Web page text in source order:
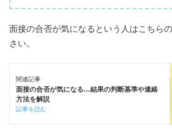
面接の合否が気になるという人はこちら
さい。
関連記事
面接の合否が気になる…結果の判断基準や連絡
方法を解説
記事を読む